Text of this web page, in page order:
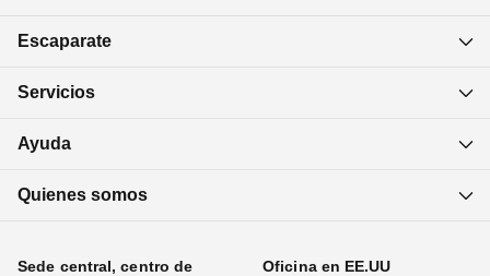
Escaparate
Servicios
Ayuda
Quienes somos
Sede central, centro de
Oficina en EE.UU